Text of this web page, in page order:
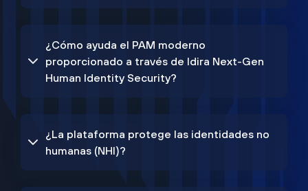
¿Cómo ayuda el PAM moderno
proporcionado a través de Idira Next-Gen
Human Identity Security?
¿La plataforma protege las identidades no
humanas (NHI)?